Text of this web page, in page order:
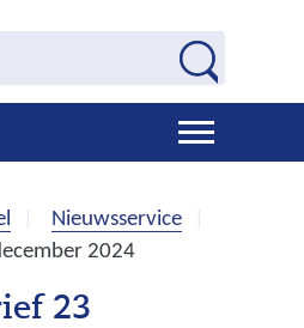
Zoeken
Nieuwsservice
2024
23